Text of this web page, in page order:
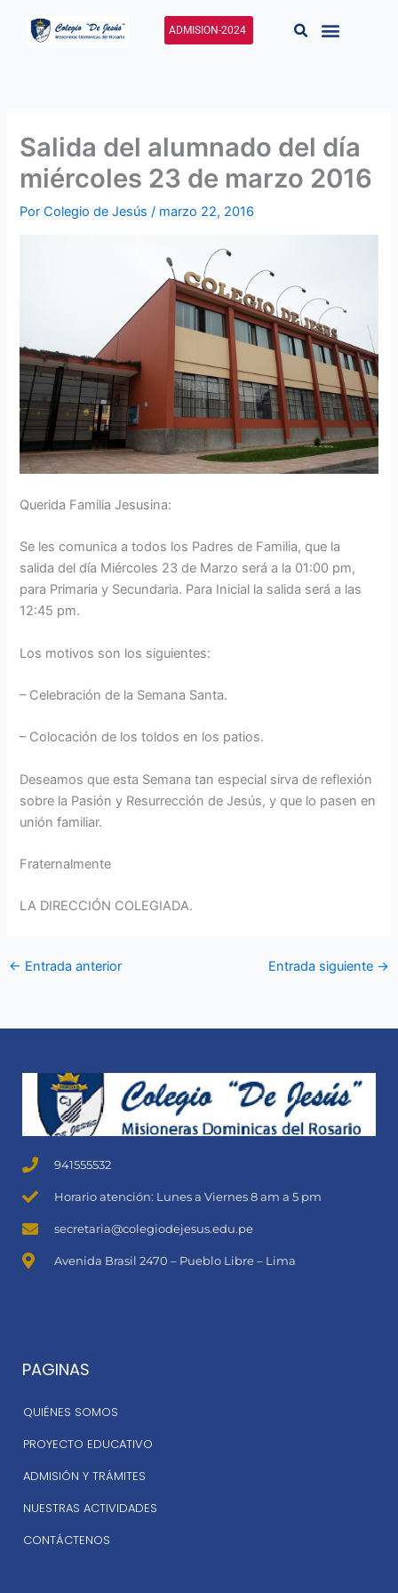
ADMISION-2024
Salida del alumnado del día
miércoles 23 de marzo 2016
PorColegio de Jesús/ marzo 22, 2016
Querida Familia Jesusina:
Se les comunica a todos los Padres de Familia, que la
salida del día Miércoles 23 de Marzo será a la 01:00 pm,
para Primaria y Secundaria. Para Inicial la salida será a las
12:45 pm.
Los motivos son los siguientes:
– Celebración de la Semana Santa.
– Colocación de los toldos en los patios.
Deseamos que esta Semana tan especial sirva de reflexión
sobre la Pasión y Resurrección de Jesús, y que lo pasen en
unión familiar.
Fraternalmente
LA DIRECCIÓN COLEGIADA.
← Entrada anterior Entrada siguiente →
941555532
Horario atención: Lunes a Viernes 8 am a 5 pm
secretaria@colegiodejesus.edu.pe
Avenida Brasil 2470 – Pueblo Libre – Lima
PAGINAS
QUIÉNES SOMOS
PROYECTO EDUCATIVO
ADMISIÓN Y TRÁMITES
NUESTRAS ACTIVIDADES
CONTÁCTENOS